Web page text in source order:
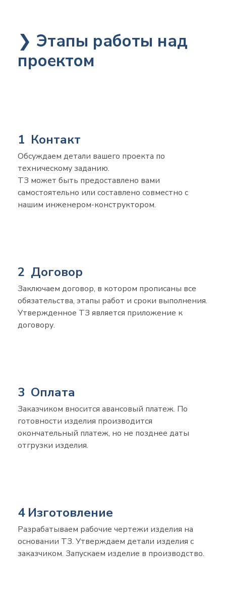
❯ Этапы работы над
проектом
1 Контакт
Обсуждаем детали вашего проекта по
техническому заданию.
ТЗ может быть предоставлено вами
самостоятельно или составлено совместно с
нашим инженером-конструктором.
2 Договор
Заключаем договор, в котором прописаны все
обязательства, этапы работ и сроки выполнения.
Утвержденное ТЗ является приложение к
договору.
3 Оплата
Заказчиком вносится авансовый платеж. По
готовности изделия производится
окончательный платеж, но не позднее даты
отгрузки изделия.
4 Изготовление
Разрабатываем рабочие чертежи изделия на
основании ТЗ. Утверждаем детали изделия с
заказчиком. Запускаем изделие в производство.